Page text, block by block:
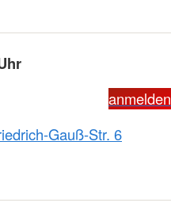
anmelden
Gauß-Str. 6